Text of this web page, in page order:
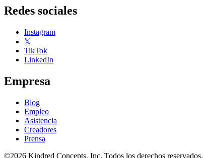
Redes sociales
Instagram
𝕏
TikTok
LinkedIn
Empresa
Blog
Empleo
Asistencia
Creadores
Prensa
©2026 Kindred Concepts, Inc. Todos los derechos reservados.